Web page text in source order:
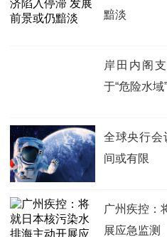
黯淡
岸田内阁
于“危险水域”
全球央行会
间或有限
广州疾控：
展应急监测